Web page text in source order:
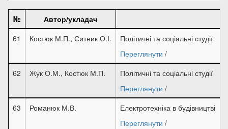
№
Автор/укладач
61
Костюк М.П., Ситник О.І.
Політичні та соціальні студії
Переглянути /
62
Жук О.М., Костюк М.П.
Політичні та соціальні студії
Переглянути /
63
Романюк М.В.
Електротехніка в будівництві
Переглянути /